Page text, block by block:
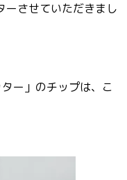
ーさせていただきまし
ー」のチップは、こ